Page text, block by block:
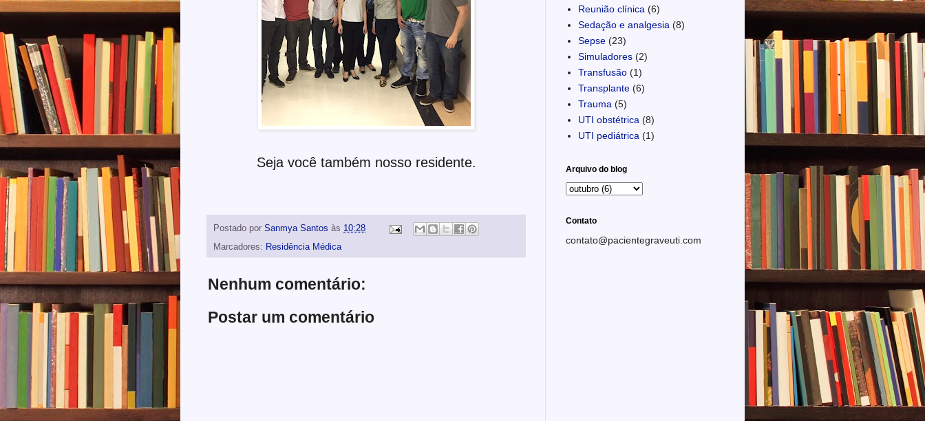
Seja você também nosso residente.
Postado por Sanmya Santos às 10:28
Marcadores: Residência Médica
Nenhum comentário:
Postar um comentário
Reunião clínica (6)
Sedação e analgesia (8)
Sepse (23)
Simuladores (2)
Transfusão (1)
Transplante (6)
Trauma (5)
UTI obstétrica (8)
UTI pediátrica (1)
Arquivo do blog
Contato
contato@pacientegraveuti.com